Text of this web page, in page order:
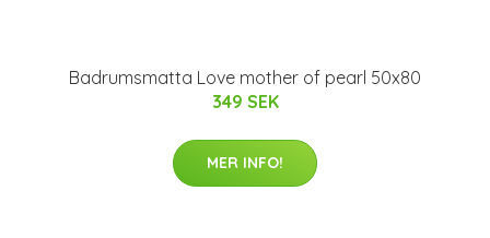
Badrumsmatta Love mother of pearl 50x80
349 SEK
MER INFO!